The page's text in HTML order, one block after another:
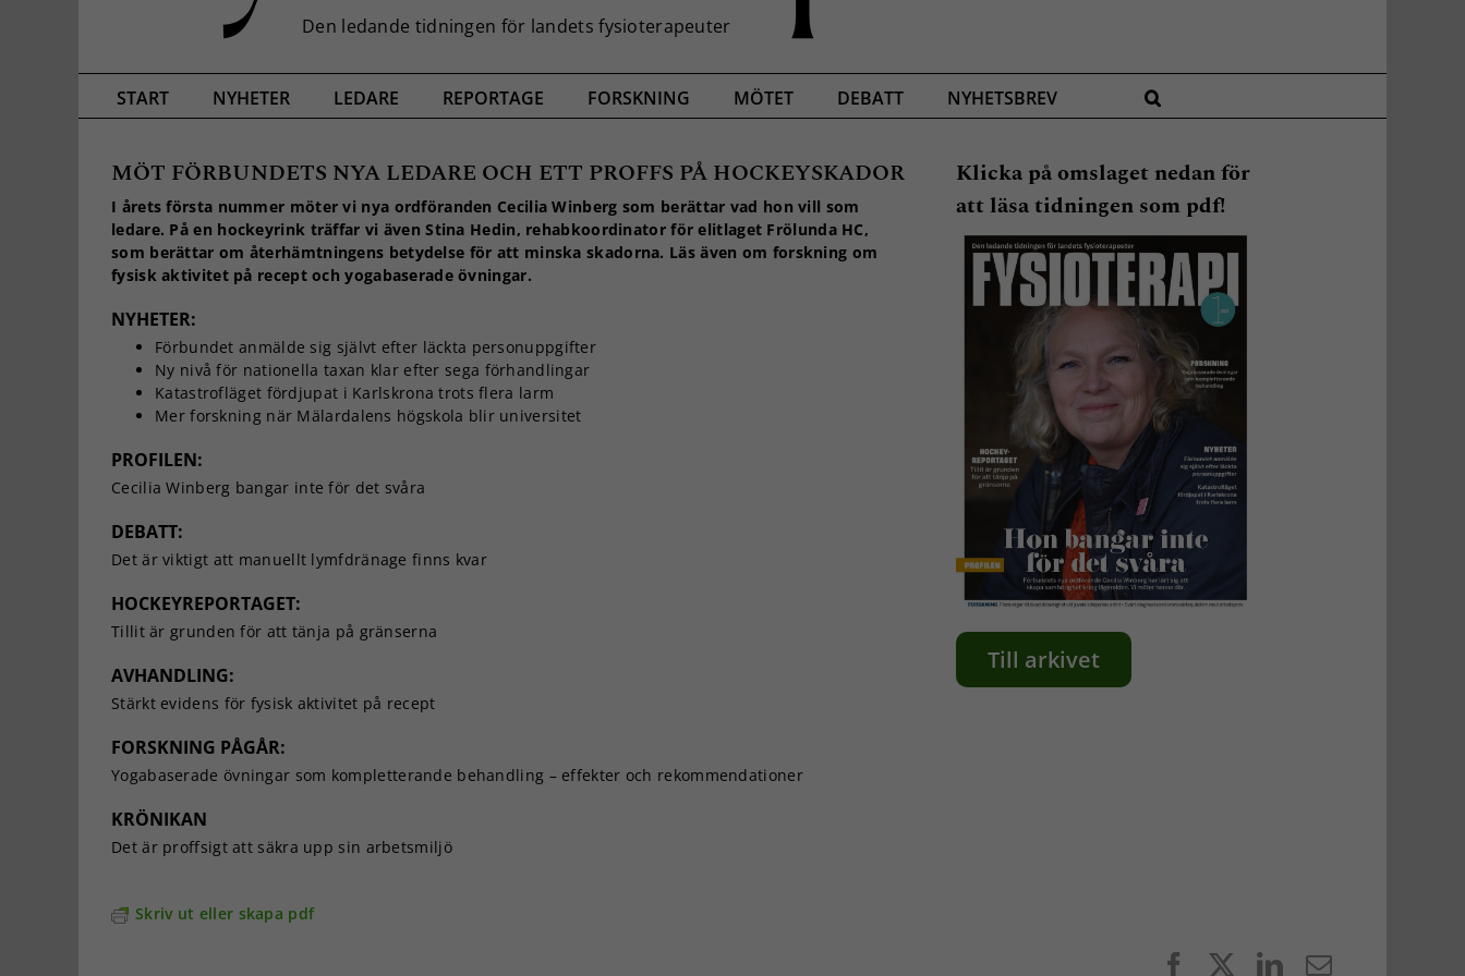
START NYHETER LEDARE REPORTAGE FORSKNING MÖTET DEBATT NYHETSBREV
MÖT FÖRBUNDETS NYA LEDARE OCH ETT PROFFS PÅ HOCKEYSKADOR
I årets första nummer möter vi nya ordföranden Cecilia Winberg som berättar vad hon vill som
ledare. På en hockeyrink träffar vi även Stina Hedin, rehabkoordinator för elitlaget Frölunda HC,
som berättar om återhämtningens betydelse för att minska skadorna. Läs även om forskning om
fysisk aktivitet på recept och yogabaserade övningar.
NYHETER:
Förbundet anmälde sig självt efter läckta personuppgifter
Ny nivå för nationella taxan klar efter sega förhandlingar
Katastrofläget fördjupat i Karlskrona trots flera larm
Mer forskning när Mälardalens högskola blir universitet
PROFILEN:
Cecilia Winberg bangar inte för det svåra
DEBATT:
Det är viktigt att manuellt lymfdränage finns kvar
HOCKEYREPORTAGET:
Tillit är grunden för att tänja på gränserna
AVHANDLING:
Stärkt evidens för fysisk aktivitet på recept
FORSKNING PÅGÅR:
Yogabaserade övningar som kompletterande behandling – effekter och rekommendationer
KRÖNIKAN
Det är proffsigt att säkra upp sin arbetsmiljö
Klicka på omslaget nedan för
att läsa tidningen som pdf!
Till arkivet
Skriv ut eller skapa pdf
FacebookLinkedIn
E-